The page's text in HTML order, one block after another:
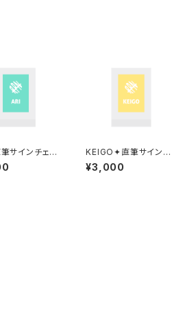
サインチェキ/
KEIGO✦直筆サインチ
ェキ/お名前入り
¥3,000